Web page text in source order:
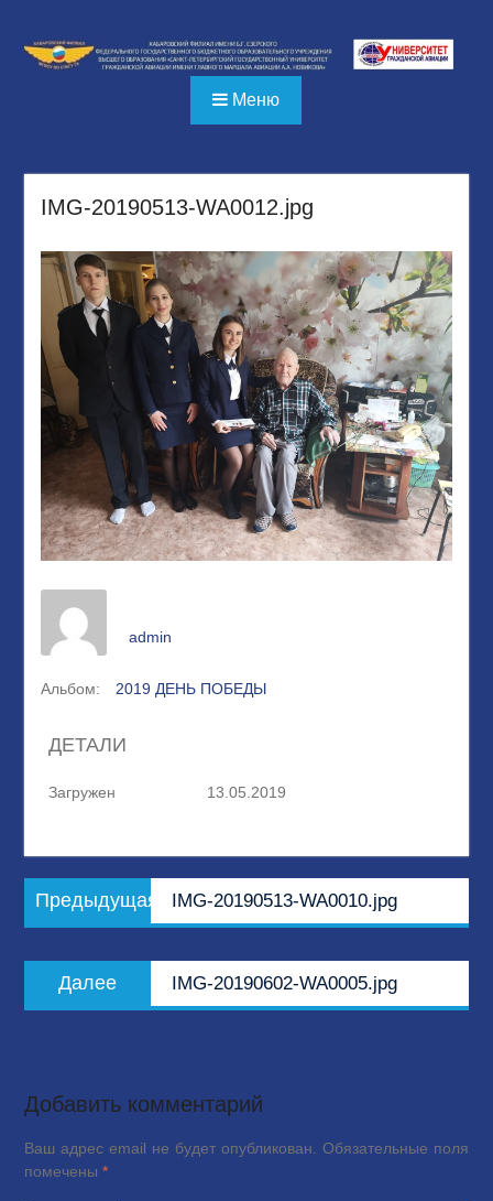
содержимому
Меню
IMG-20190513-WA0012.jpg
admin
Альбом: 2019 ДЕНЬ ПОБЕДЫ
ДЕТАЛИ
Загружен 13.05.2019
Навигация
по
Предыдущая
запись:
IMG-20190513-WA0010.jpg
Далее
запись:
IMG-20190602-WA0005.jpg
Добавить комментарий
Ваш адрес email не будет опубликован. Обязательные поля
помечены *